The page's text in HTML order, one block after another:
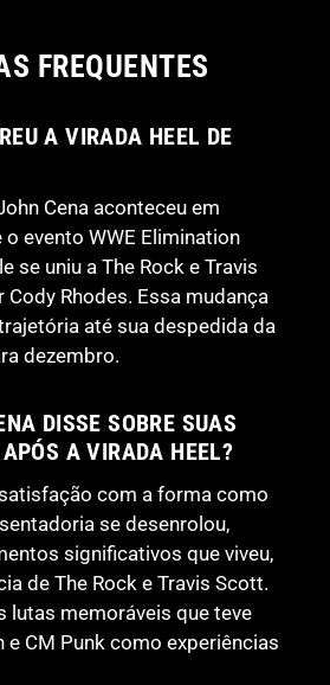
FREQUENTES
A VIRADA HEEL DE
Cena aconteceu em
evento WWE Elimination
se uniu a The Rock e Travis
Rhodes. Essa mudança
até sua despedida da
dezembro.
DISSE SOBRE SUAS
A VIRADA HEEL?
com a forma como
se desenrolou,
significativos que viveu,
de The Rock e Travis Scott.
lutas memoráveis que teve
e CM Punk como experiências